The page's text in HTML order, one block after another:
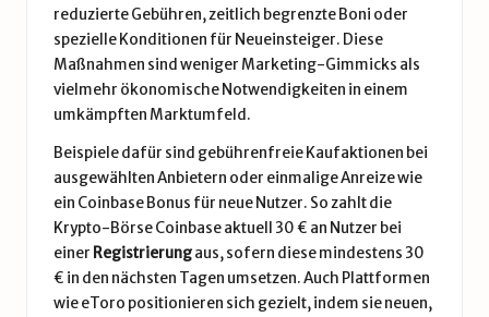
reduzierte Gebühren, zeitlich begrenzte Boni oder
spezielle Konditionen für Neueinsteiger. Diese
Maßnahmen sind weniger Marketing-Gimmicks als
vielmehr ökonomische Notwendigkeiten in einem
umkämpften Marktumfeld.
Beispiele dafür sind gebührenfreie Kaufaktionen bei
ausgewählten Anbietern oder einmalige Anreize wie
ein Coinbase Bonus für neue Nutzer. So zahlt die
Krypto-Börse Coinbase aktuell 30 € an Nutzer bei
einer Registrierungaus, sofern diese mindestens 30
€ in den nächsten Tagen umsetzen. Auch Plattformen
wie eToro positionieren sich gezielt, indem sie neuen,